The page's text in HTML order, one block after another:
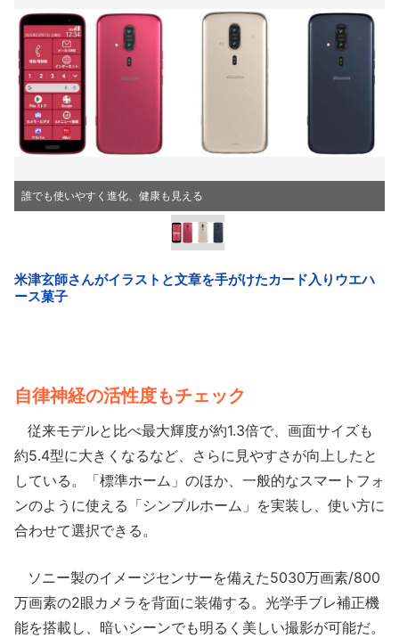
誰でも使いやすく進化、健康も見える
自律神経の活性度もチェック
従来モデルと比べ最大輝度が約1.3倍で、画面サイズも
約5.4型に大きくなるなど、さらに見やすさが向上したと
している。「標準ホーム」のほか、一般的なスマートフォ
ンのように使える「シンプルホーム」を実装し、使い方に
合わせて選択できる。
ソニー製のイメージセンサーを備えた5030万画素/800
万画素の2眼カメラを背面に装備する。光学手ブレ補正機
能を搭載し、暗いシーンでも明るく美しい撮影が可能だ。